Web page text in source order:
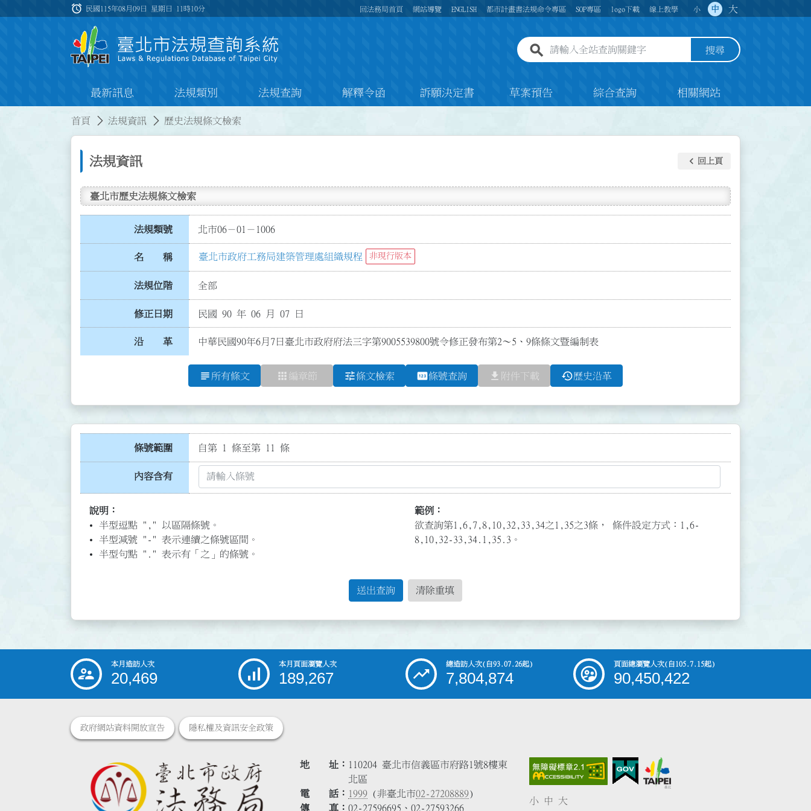
:::
alarm 民國115年08月09日 星期日 11時10分 回法務局首頁 網站導覽 ENGLISH 都市計畫書法規命令專區 SOP專區 logo下載 線上教學 小 中 大
全站查詢關鍵字欄位 搜尋
最新訊息 法規類別 法規查詢 解釋令函 訴願決定書 草案預告 綜合查詢 相關網站
首頁 法規資訊 歷史法規條文檢索
法規資訊 keyboard_arrow_left 回上頁
臺北市歷史法規條文檢索
法規類號 北市06－01－1006
名 稱 臺北市政府工務局建築管理處組織規程 非現行版本
法規位階 全部
修正日期 民國 90 年 06 月 07 日
沿 革 中華民國90年6月7日臺北市政府府法三字第9005539800號令修正發布第2～5、9條條文暨編制表
subject 所有條文 apps 編章節 tune條文檢索 pin條號查詢 file_download 附件下載 history歷史沿革
條號範圍 自第 1 條至第 11 條
內容含有
說明：
半型逗點 "," 以區隔條號。
半型減號 "-" 表示連續之條號區間。
半型句點 "." 表示有「之」的條號。
範例：
欲查詢第1,6,7,8,10,32,33,34之1,35之3條， 條件設定方式：1,6-
8,10,32-33,34.1,35.3。
送出查詢 清除重填
::: 本月造訪人次
20,469
本月頁面瀏覽人次
189,267
總造訪人次(自93.07.26起)
7,804,874
頁面總瀏覽人次(自105.7.15起)
90,450,422
政府網站資料開放宣告 隱私權及資訊安全政策
地 址
110204 臺北市信義區市府路1號8樓東
北區
電 話
1999 (非臺北市02-27208889)
傳 真
02-27596695、02-27593266
小 中 大